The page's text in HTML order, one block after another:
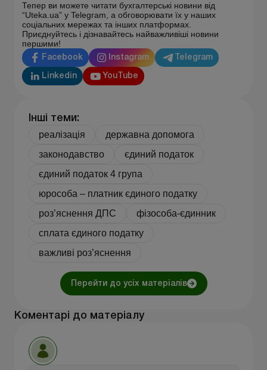
Тепер ви можете читати бухгалтерські новини від
“Uteka.ua” у Telegram, а обговорювати їх у наших
соціальних мережах та інших платформах.
Приєднуйтесь і дізнавайтесь найважливіші новини
першими!
Facebook Instagram Telegram
Linkedin YouTube
Інші теми:
реалізація
державна допомога
законодавство
єдиний податок
єдиний податок 4 група
юрособа – платник єдиного податку
роз’яснення ДПС
фізособа-єдинник
сплата єдиного податку
важливі роз’яснення
Перейти до усіх матеріалів
Коментарі до матеріалу